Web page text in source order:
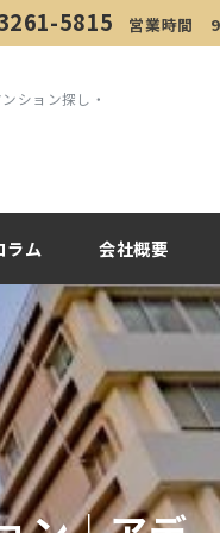
5815 営業時間
ション探し・
ラム 会社概要